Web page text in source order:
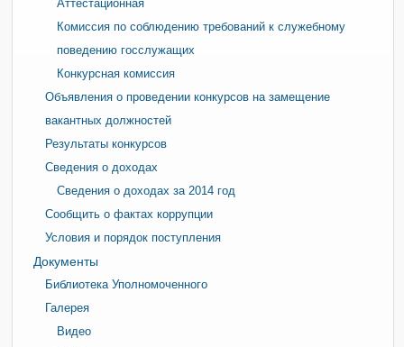
Аттестационная
Комиссия по соблюдению требований к служебному
поведению госслужащих
Конкурсная комиссия
Объявления о проведении конкурсов на замещение
вакантных должностей
Результаты конкурсов
Сведения о доходах
Сведения о доходах за 2014 год
Сообщить о фактах коррупции
Условия и порядок поступления
Документы
Библиотека Уполномоченного
Галерея
Видео